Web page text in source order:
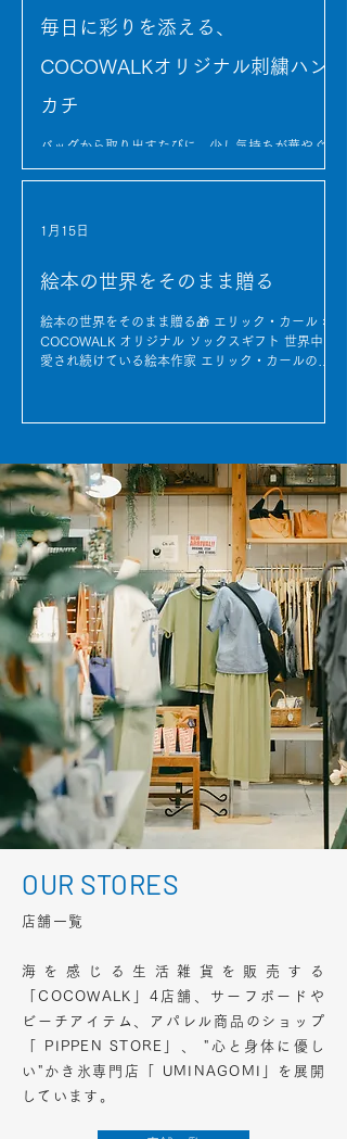
愛用できるのもこのTシャツの魅力。 「気がついた
年着られるTシャツ” とも言われています。 シンプ
ュアルに。 スカートと合わせて軽やかな春のコー
まう そんな頼れる存在になってくれるTシャツで
インナップ。 ぜひ店頭で手に取って、 その着心地
いただけます。
毎日に彩りを添える、
COCOWALKオリジナル刺繍ハン
カチ
バッグから取り出すたびに、少し気持ちが華やぐ。
COCOWALKオリジナルの刺繍ミニハンカチが出来
しい色使いは、大人の女性にこそ持っていただきた
ります。 肌触りのよい素材を使用しているため、
したギフトにもおすすめです。 色や柄によって印
象が変わるので、その日の気分やコーディネートに
合わせて選ぶ楽しさも。 お気に入りの一枚を、ぜ
絵本の世界をそのまま贈る
絵本の世界をそのまま贈る🎁 エリック・カール ×
COCOWALK オリジナル ソックスギフト 世界中で
愛され続けている絵本作家 エリック・カールの色
内容は、 ✔︎ エリック・カールの世界観を表現した
ソックス ✔︎ 出産祝いやギフトにぴったりなBOX入
り 素材や履き心地にもこだわり、 デイリー使いは
もちろん、 大切な方への贈り物にもおすすめで
す。 「はじめての靴下」 「絵本が好きなご家族へ
のギフト」 そんな特別なシーンに、ぜひ選んでい
ただきたいアイテム。 COCOWALKでしか手に入ら
ない、 オリジナルのエリック・カール ソックスギ
フト。 ぜひ店頭・オンラインでチェックしてみて
くださいね。 ⚫︎ソックスギフト キューブ ⚫︎ソ
ックスギフト ドット ⚫︎ソックスギフト フルーツ
各3700円
1月15日
OUR STORES
店舗一覧
海を感じる生活雑貨を販売する
「COCOWALK」4店舗、サーフボードや
ビーチアイテム、アパレル商品のショップ
「 PIPPEN STORE」、 "心と身体に優し
い"かき氷専門店「 UMINAGOMI」を展開
しています。